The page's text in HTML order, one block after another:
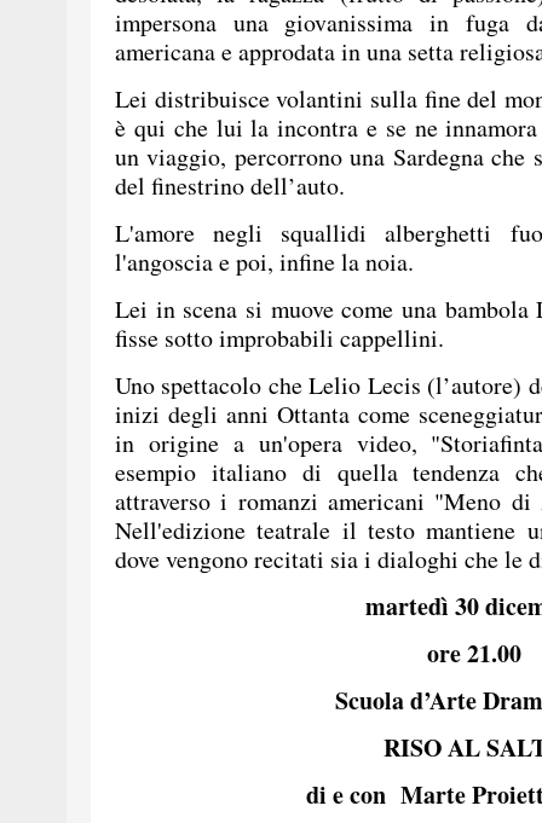
impersona una giovanissima in fuga
americana e approdata in una setta
Lei distribuisce volantini sulla fine del
è qui che lui la incontra e se ne
un viaggio, percorrono una Sardegna che
del finestrino dell’auto.
L'amore negli squallidi alberghetti
l'angoscia e poi, infine la noia.
Lei in scena si muove come una
fisse sotto improbabili cappellini.
Uno spettacolo che Lelio Lecis (l’autore)
inizi degli anni Ottanta come
in origine a un'opera video,
esempio italiano di quella tendenza
attraverso i romanzi americani "Meno
Nell'edizione teatrale il testo mantiene
dove vengono recitati sia i dialoghi che le
martedì 30
ore 21.00
Scuola d’Arte
RISO AL
di e con Marte